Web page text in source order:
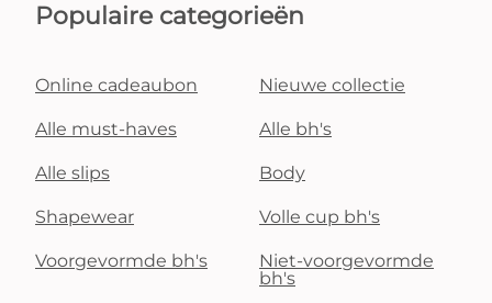
Populaire categorieën
Online cadeaubon Nieuwe collectie
Alle must-haves Alle bh's
Alle slips Body
Shapewear Volle cup bh's
Voorgevormde bh's
Niet-voorgevormde
bh's